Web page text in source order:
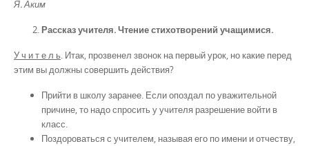
Я. Аким
Рассказ учителя. Чтение стихотворений учащимися.
У ч и т е л ь. Итак, прозвенел звонок на первый урок, но какие перед
этим вы должны совершить действия?
Прийти в школу заранее. Если опоздал по уважительной
причине, то надо спросить у учителя разрешение войти в
класс.
Поздороваться с учителем, называя его по имени и отчеству,